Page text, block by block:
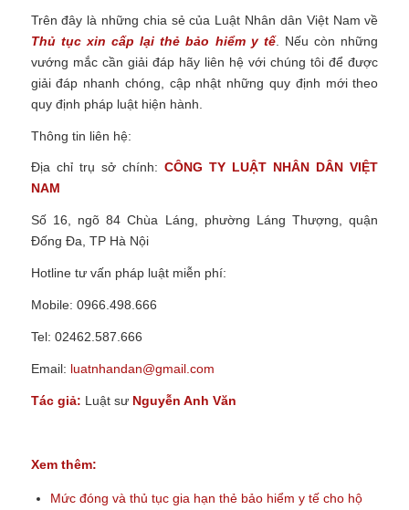
Trên đây là những chia sẻ của Luật Nhân dân Việt Nam về
Thủ tục xin cấp lại thẻ bảo hiểm y tế.
Nếu còn những
vướng mắc cần giải đáp hãy liên hệ với chúng tôi để được
giải đáp nhanh chóng, cập nhật những quy định mới theo
quy định pháp luật hiện hành.
Thông tin liên hệ:
Địa chỉ trụ sở chính: CÔNG TY LUẬT NHÂN DÂN VIỆT
NAM
Số 16, ngõ 84 Chùa Láng, phường Láng Thượng, quận
Đống Đa, TP Hà Nội
Hotline tư vấn pháp luật miễn phí:
Mobile: 0966.498.666
Tel: 02462.587.666
Email: luatnhandan@gmail.com
Tác giả: Luật sư Nguyễn Anh Văn
Xem thêm:
Mức đóng và thủ tục gia hạn thẻ bảo hiểm y tế cho hộ